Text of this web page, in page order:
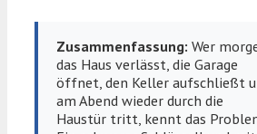
Zusammenfassung: Wer
das Haus verlässt, die Garage
öffnet, den Keller aufschließt
am Abend wieder durch die
Haustür tritt, kennt das